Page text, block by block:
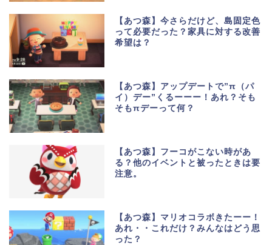
【あつ森】今さらだけど、島固定色
って必要だった？家具に対する改善
希望は？
【あつ森】アップデートで”π（パ
イ）デー”くるーーー！あれ？そも
そもπデーって何？
【あつ森】フーコがこない時があ
る？他のイベントと被ったときは要
注意。
【あつ森】マリオコラボきたーー！
あれ・・これだけ？みんなはどう思
った？